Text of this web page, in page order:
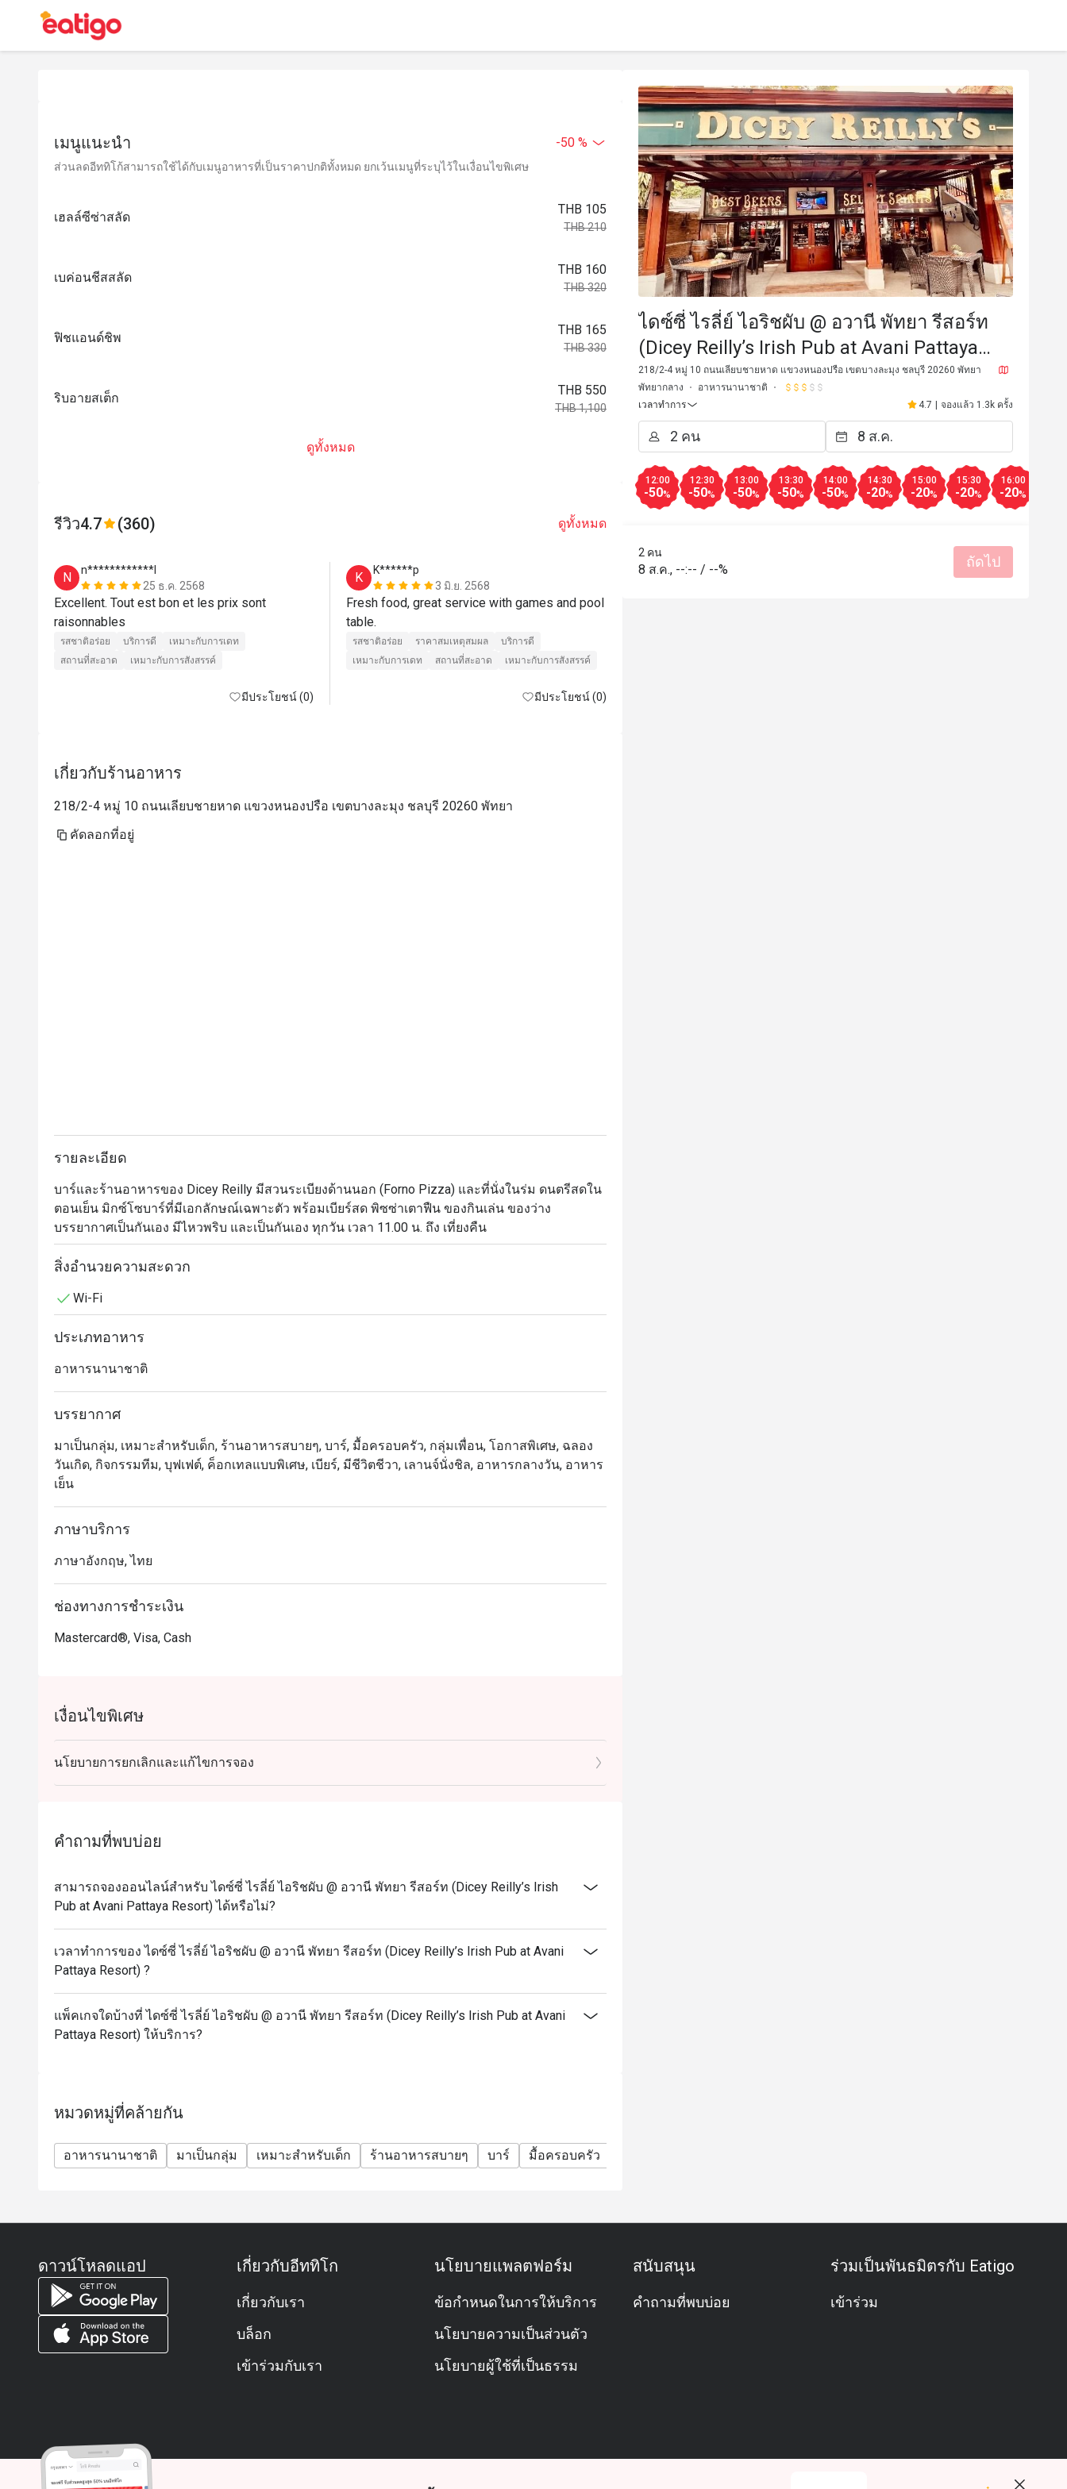
เมนูแนะนำ -50 %
ส่วนลดอีททิโก้สามารถใช้ได้กับเมนูอาหารที่เป็นราคาปกติทั้งหมด ยกเว้นเมนูที่ระบุไว้ในเงื่อนไขพิเศษ
เฮลล์ซีซ่าสลัด
THB 105
THB 210
เบค่อนชีสสลัด
THB 160
THB 320
ฟิชแอนด์ชิพ
THB 165
THB 330
ริบอายสเต็ก
THB 550
THB 1,100
ดูทั้งหมด
รีวิว4.7 (360) ดูทั้งหมด
N
n************l
25 ธ.ค. 2568
Excellent. Tout est bon et les prix sont
รสชาติอร่อย บริการดี
เหมาะกับการเดท
สถานที่สะอาด
เหมาะกับการสังสรรค์
มีประโยชน์ (0)
K
K******p
3 มิ.ย. 2568
Fresh food, great service with games and pool
รสชาติอร่อย ราคาสมเหตุสมผล
บริการดี
เหมาะกับการเดท
สถานที่สะอาด เหมาะกับการสังสรรค์
มีประโยชน์ (0)
P
P***r
k****r
เกี่ยวกับร้านอาหาร
218/2-4 หมู่ 10 ถนนเลียบชายหาด แขวงหนองปรือ เขตบางละมุง ชลบุรี 20260 พัทยา
คัดลอกที่อยู่
รายละเอียด
บาร์และร้านอาหารของ Dicey Reilly มีสวนระเบียงด้านนอก (Forno Pizza) และที่นั่งในร่ม ดนตรีสดใน
ตอนเย็น มิกซ์โซบาร์ที่มีเอกลักษณ์เฉพาะตัว พร้อมเบียร์สด พิซซ่าเตาฟืน ของกินเล่น ของว่าง
บรรยากาศเป็นกันเอง มีไหวพริบ และเป็นกันเอง ทุกวัน เวลา 11.00 น. ถึง เที่ยงคืน
สิ่งอำนวยความสะดวก
Wi-Fi
ประเภทอาหาร
อาหารนานาชาติ
บรรยากาศ
มาเป็นกลุ่ม, เหมาะสำหรับเด็ก, ร้านอาหารสบายๆ, บาร์, มื้อครอบครัว, กลุ่มเพื่อน, โอกาสพิเศษ, ฉลอง
วันเกิด, กิจกรรมทีม, บุฟเฟต์, ค็อกเทลแบบพิเศษ, เบียร์, มีชีวิตชีวา, เลานจ์นั่งชิล, อาหารกลางวัน, อาหาร
เย็น
ภาษาบริการ
ภาษาอังกฤษ, ไทย
ช่องทางการชำระเงิน
Mastercard®, Visa, Cash
เงื่อนไขพิเศษ
นโยบายการยกเลิกและแก้ไขการจอง
คำถามที่พบบ่อย
สามารถจองออนไลน์สำหรับ ไดซ์ซี่ ไรลี่ย์ ไอริชผับ @ อวานี พัทยา รีสอร์ท (Dicey Reilly’s Irish
Pub at Avani Pattaya Resort) ได้หรือไม่?
เวลาทำการของ ไดซ์ซี่ ไรลี่ย์ ไอริชผับ @ อวานี พัทยา รีสอร์ท (Dicey Reilly’s Irish Pub at Avani
Pattaya Resort) ?
แพ็คเกจใดบ้างที่ ไดซ์ซี่ ไรลี่ย์ ไอริชผับ @ อวานี พัทยา รีสอร์ท (Dicey Reilly’s Irish Pub at Avani
Pattaya Resort) ให้บริการ?
หมวดหมู่ที่คล้ายกัน
อาหารนานาชาติ มาเป็นกลุ่ม เหมาะสำหรับเด็ก ร้านอาหารสบายๆ บาร์ มื้อครอบครัว
ไดซ์ซี่ ไรลี่ย์ ไอริชผับ @ อวานี พัทยา รีสอร์ท
(Dicey Reilly’s Irish Pub at Avani Pattaya
Resort)
218/2-4 หมู่ 10 ถนนเลียบชายหาด แขวงหนองปรือ เขตบางละมุง ชลบุรี 20260 พัทยา
พัทยากลาง
อาหารนานาชาติ
เวลาทำการ
4.7 | จองแล้ว 1.3k ครั้ง
12:00
-50%
12:30
-50%
13:00
-50%
13:30
-50%
14:00
-50%
14:30
-20%
15:00
-20%
15:30
-20%
16:00
-20%
2 คน
8 ส.ค., --:-- / --% ถัดไป
ดาวน์โหลดแอป เกี่ยวกับอีททิโก
เกี่ยวกับเรา
บล็อก
เข้าร่วมกับเรา
นโยบายแพลตฟอร์ม
ข้อกำหนดในการให้บริการ
นโยบายความเป็นส่วนตัว
นโยบายผู้ใช้ที่เป็นธรรม
สนับสนุน
คำถามที่พบบ่อย
ร่วมเป็นพันธมิตรกับ Eatigo
เข้าร่วม